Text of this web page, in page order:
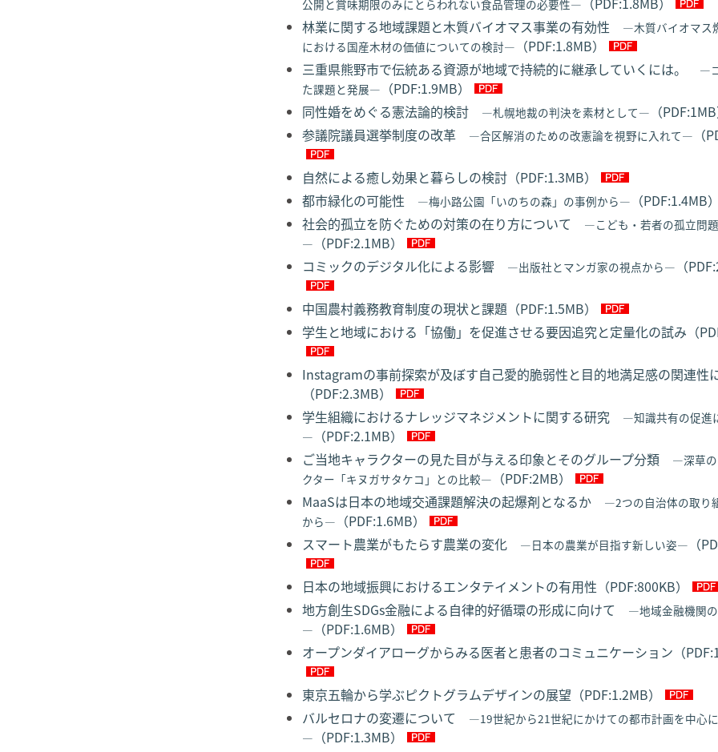
公開と賞味期限のみにとらわれない食品管理の必要性―
林業に関する地域課題と木質バイオマス事業の有効性
―木質バイオマス
における国産木材の価値についての検討― （PDF:1.8MB）
三重県熊野市で伝統ある資源が地域で持続的に継承していくには。
―
た課題と発展― （PDF:1.9MB）
同性婚をめぐる憲法論的検討
―札幌地裁の判決を素材として― （
参議院議員選挙制度の改革
―合区解消のための改憲論を視野に入れて― （
自然による癒し効果と暮らしの検討（PDF:1.3MB）
都市緑化の可能性
―梅小路公園「いのちの森」の事例から― （PDF:1.4MB
社会的孤立を防ぐための対策の在り方について
―こども・若者の孤立問
― （PDF:2.1MB）
コミックのデジタル化による影響
―出版社とマンガ家の視点から― （
中国農村義務教育制度の現状と課題（PDF:1.5MB）
学生と地域における「協働」を促進させる要因追究と定量化の試み（
Instagramの事前探索が及ぼす自己愛的脆弱性と目的地満足感の関連性
（PDF:2.3MB）
学生組織におけるナレッジマネジメントに関する研究
―知識共有の促進
― （PDF:2.1MB）
ご当地キャラクターの見た目が与える印象とそのグループ分類
―深草
クター「キヌガサタケコ」との比較― （PDF:2MB）
MaaSは日本の地域交通課題解決の起爆剤となるか
―2つの自治体の取り
から― （PDF:1.6MB）
スマート農業がもたらす農業の変化
―日本の農業が目指す新しい姿― （
日本の地域振興におけるエンタテイメントの有用性（PDF:800KB）
地方創生SDGs金融による自律的好循環の形成に向けて
―地域金融機関
― （PDF:1.6MB）
オープンダイアローグからみる医者と患者のコミュニケーション（
東京五輪から学ぶピクトグラムデザインの展望（PDF:1.2MB）
バルセロナの変遷について
―19世紀から21世紀にかけての都市計画を中心に
― （PDF:1.3MB）